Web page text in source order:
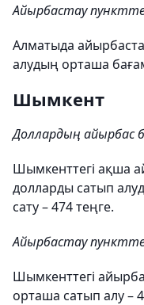
Айырбастау
Алматыда
алудың орташа
Шымкент
Доллардың айырбас
Шымкенттегі ақша
долларды сатып
сату – 474 теңге.
Айырбастау
Шымкенттегі
орташа сатып алу –